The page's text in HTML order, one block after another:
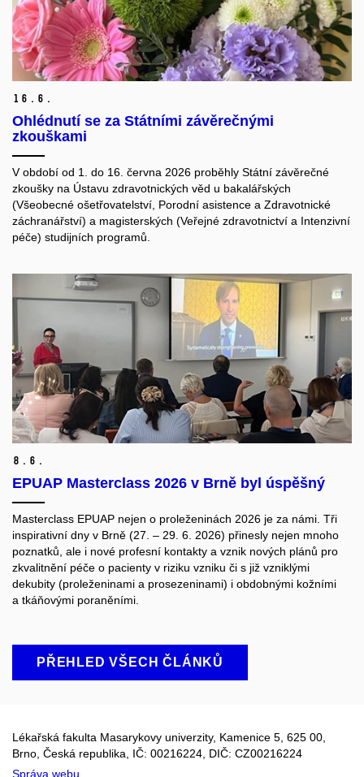
16. 6.
Ohlédnutí se za Státními závěrečnými
zkouškami
V období od 1. do 16. června 2026 proběhly Státní závěrečné
zkoušky na Ústavu zdravotnických věd u bakalářských
(Všeobecné ošetřovatelství, Porodní asistence a Zdravotnické
záchranářství) a magisterských (Veřejné zdravotnictví a Intenzivní
péče) studijních programů.
8. 6.
EPUAP Masterclass 2026 v Brně byl úspěšný
Masterclass EPUAP nejen o proleženinách 2026 je za námi. Tři
inspirativní dny v Brně (27. – 29. 6. 2026) přinesly nejen mnoho
poznatků, ale i nové profesní kontakty a vznik nových plánů pro
zkvalitnění péče o pacienty v riziku vzniku či s již vzniklými
dekubity (proleženinami a prosezeninami) i obdobnými kožními
a tkáňovými poraněními.
PŘEHLED VŠECH ČLÁNKŮ
Lékařská fakulta Masarykovy univerzity, Kamenice 5, 625 00,
Brno, Česká republika, IČ: 00216224, DIČ: CZ00216224
Správa webu